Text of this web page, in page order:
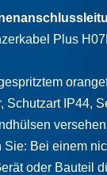
Plus
Schutzart IP44,
Sie: Bei einem
oder Bauteil